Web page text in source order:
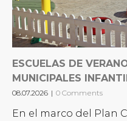
ESCUELAS DE
MUNICIPALES
08.07.2026 | 0 Comments
En el marco del Plan